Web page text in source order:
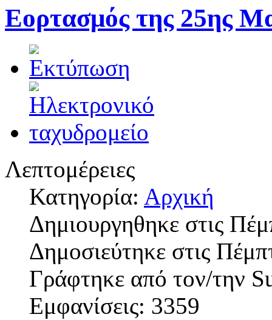
Εορτασμός της 25ης
Λεπτομέρειες
Κατηγορία: Αρχική
Δημιουργηθηκε στις
Δημοσιεύτηκε στις
Γράφτηκε από τον/την
Εμφανίσεις: 3359